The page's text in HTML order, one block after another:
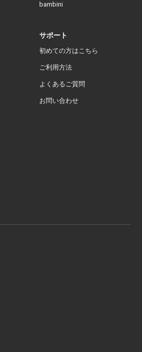
bambini
サポート
初めての方はこちら
ご利用方法
よくあるご質問
お問い合わせ